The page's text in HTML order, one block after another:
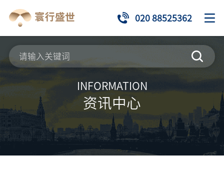
020 88525362
INFORMATION
资讯中心